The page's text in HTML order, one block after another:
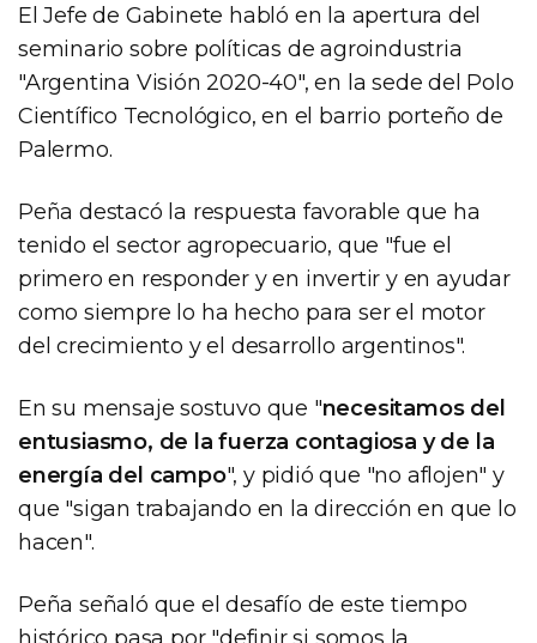
El Jefe de Gabinete habló en la apertura del
seminario sobre políticas de agroindustria
"Argentina Visión 2020-40", en la sede del Polo
Científico Tecnológico, en el barrio porteño de
Palermo.
Peña destacó la respuesta favorable que ha
tenido el sector agropecuario, que "fue el
primero en responder y en invertir y en ayudar
como siempre lo ha hecho para ser el motor
del crecimiento y el desarrollo argentinos".
En su mensaje sostuvo que "necesitamos del
entusiasmo, de la fuerza contagiosa y de la
energía del campo", y pidió que "no aflojen" y
que "sigan trabajando en la dirección en que lo
hacen".
Peña señaló que el desafío de este tiempo